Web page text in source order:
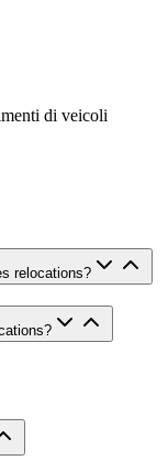
di veicoli
relocations?